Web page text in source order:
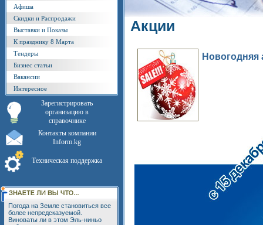
Афиша
Скидки и Распродажи
Выставки и Показы
К празднику 8 Марта
Тендеры
Бизнес статьи
Вакансии
Интересное
Зарегистрировать
организацию в
справочнике
Контакты компании
Inform.kg
Техническая поддержка
Погода на Земле становиться все
более непредсказуемой.
Виноваты ли в этом Эль-ниньо
Акции
Новогодняя